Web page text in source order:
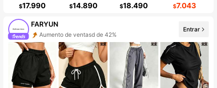
$17.990 $14.890 $18.490 $7.043
FARYUN
Aumento de ventasd de 42%
Entrar